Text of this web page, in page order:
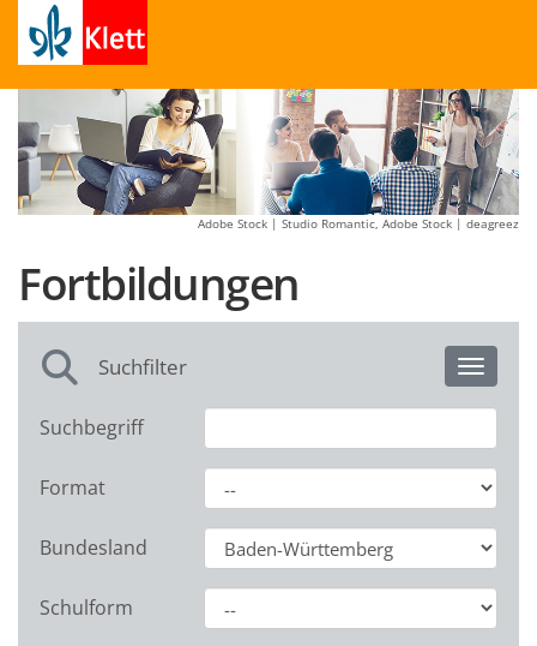
Adobe Stock | Studio Romantic, Adobe Stock | deagreez
Fortbildungen
Toggle
Suchfilter
Suchbegriff
Format
Bundesland
Schulform